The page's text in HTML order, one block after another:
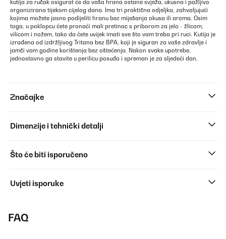
kutija za ručak osigurat će da vaša hrana ostane svježa, ukusna i pažljivo
organizirana tijekom cijelog dana. Ima tri praktična odjeljka, zahvaljujući
kojima možete jasno podijeliti hranu bez miješanja okusa ili aroma. Osim
toga, u poklopcu ćete pronaći mali pretinac s priborom za jelo - žlicom,
vilicom i nožem, tako da ćete uvijek imati sve što vam treba pri ruci. Kutija je
izrađena od izdržljivog Tritana bez BPA, koji je siguran za vaše zdravlje i
jamči vam godine korištenja bez oštećenja. Nakon svake upotrebe,
jednostavno ga stavite u perilicu posuđa i spreman je za sljedeći dan.
Značajke
Dimenzije i tehnički detalji
Što će biti isporučeno
Uvjeti isporuke
FAQ